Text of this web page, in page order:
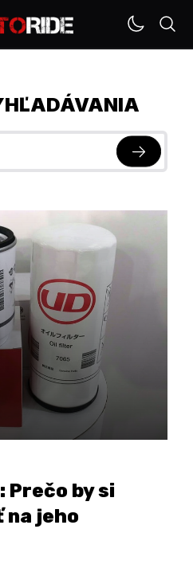
by si
na jeho